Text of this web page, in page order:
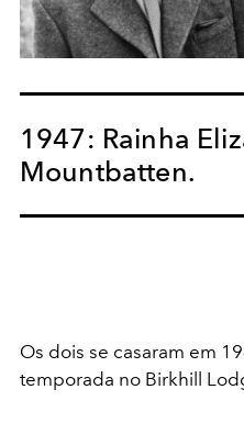
1947: Rainha
Mountbatten.
Os dois se casaram em
temporada no Birkhill